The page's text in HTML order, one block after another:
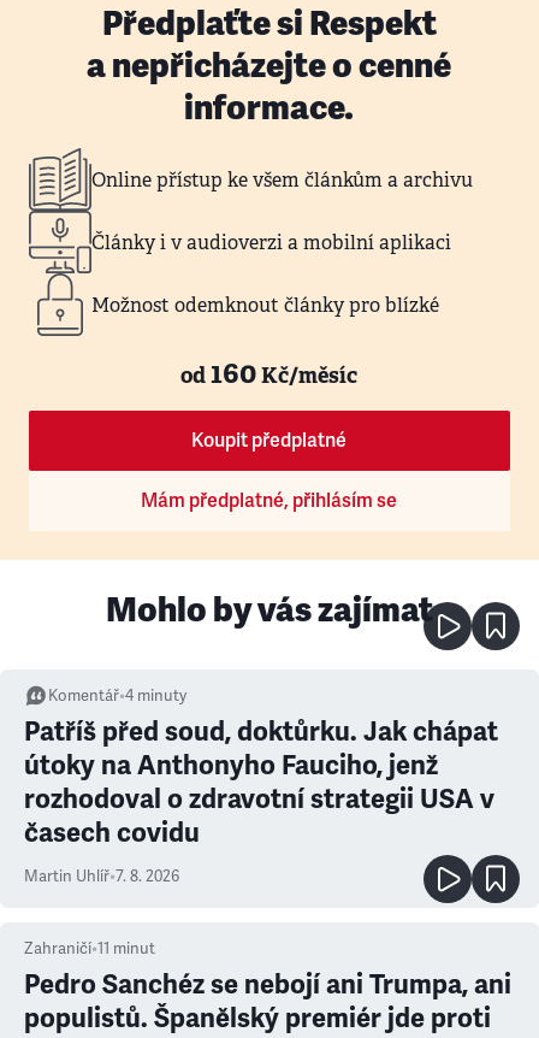
Předplaťte si Respekt
a nepřicházejte o cenné
informace.
Online přístup ke všem článkům a archivu
Články i v audioverzi a mobilní aplikaci
Možnost odemknout články pro blízké
od160Kč/měsíc
Koupit předplatné
Mám předplatné, přihlásím se
Mohlo by vás zajímat
Komentář•4 minuty
Patříš před soud, doktůrku. Jak chápat
útoky na Anthonyho Fauciho, jenž
rozhodoval o zdravotní strategii USA v
časech covidu
Martin Uhlíř•7. 8. 2026
Zahraničí•11 minut
Pedro Sanchéz se nebojí ani Trumpa, ani
populistů. Španělský premiér jde proti